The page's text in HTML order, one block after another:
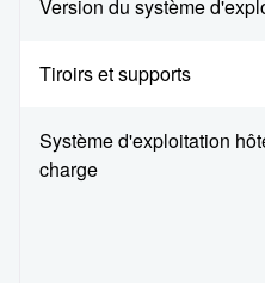
Version du système
Tiroirs et supports
Système d'exploitation
charge